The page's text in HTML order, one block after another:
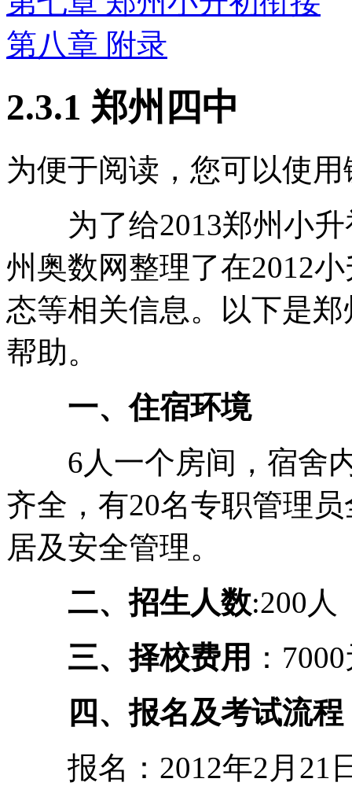
第八章 附录
2.3.1 郑州四中
为便于阅读，您可以使
为了给2013郑州小升
州奥数网整理了在2012
态等相关信息。以下是
帮助。
一、住宿环境
6人一个房间，宿舍内
齐全，有20名专职管理
居及安全管理。
二、招生人数:200人
三、择校费用 ：
四、报名及考试流程
报名：2012年2月21